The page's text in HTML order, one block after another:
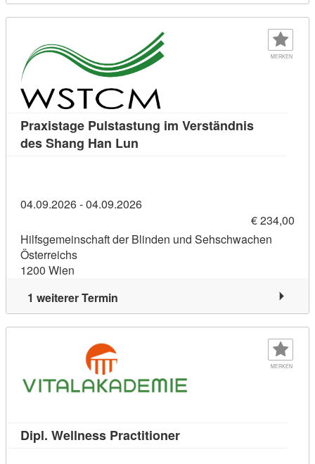
MERKEN
Praxistage Pulstastung im Verständnis
des Shang Han Lun
04.09.2026 - 04.09.2026
€ 234,00
Hilfsgemeinschaft der Blinden und Sehschwachen
Österreichs
1200 Wien
1 weiterer Termin
MERKEN
Dipl. Wellness PractitionerKursdetail: Dipl.